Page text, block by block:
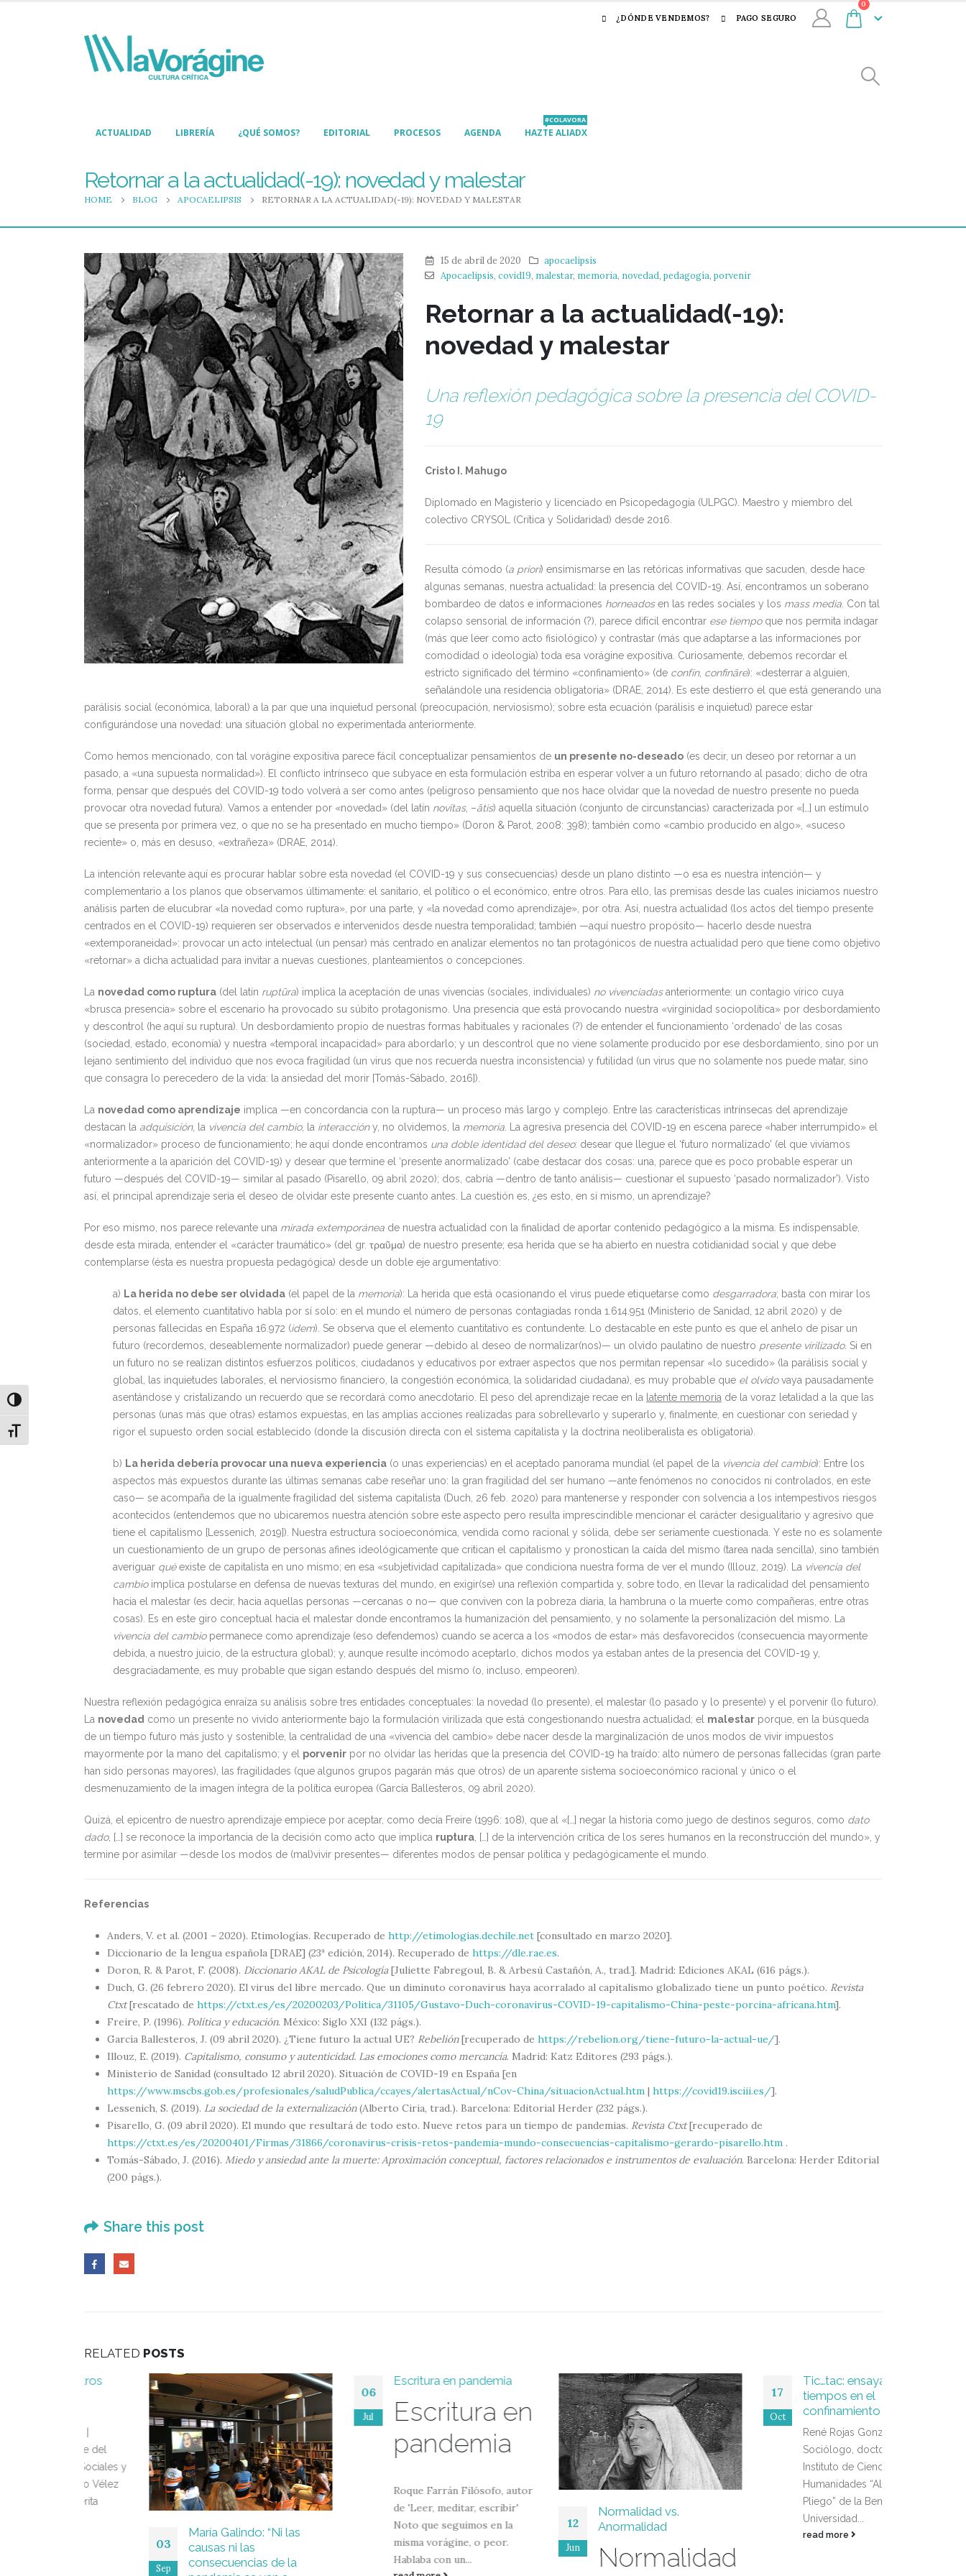
Alternar alto contraste
Alternar tamaño de letra
¿DÓNDE VENDEMOS? PAGO SEGURO
0
ACTUALIDAD LIBRERÍA ¿QUÉ SOMOS? EDITORIAL PROCESOS AGENDA HAZTE ALIADX
#COLAVORA
Retornar a la actualidad(-19): novedad y malestar
HOME BLOG APOCAELIPSIS RETORNAR A LA ACTUALIDAD(-19): NOVEDAD Y MALESTAR
15 de abril de 2020
apocaelipsis
Apocaelipsis, covid19, malestar, memoria, novedad, pedagogía, porvenir
Retornar a la actualidad(-19):
novedad y malestar
Una reflexión pedagógica sobre la presencia del COVID-
19
Cristo I. Mahugo
Diplomado en Magisterio y licenciado en Psicopedagogía (ULPGC). Maestro y miembro del
colectivo CRYSOL (Crítica y Solidaridad) desde 2016.
Resulta cómodo (a priori) ensimismarse en las retóricas informativas que sacuden, desde hace
algunas semanas, nuestra actualidad: la presencia del COVID-19. Así, encontramos un soberano
bombardeo de datos e informaciones horneadosen las redes sociales y los mass media. Con tal
colapso sensorial de información (?), parece difícil encontrar ese tiempoque nos permita indagar
(más que leer como acto fisiológico) y contrastar (más que adaptarse a las informaciones por
comodidad o ideología) toda esa vorágine expositiva. Curiosamente, debemos recordar el
estricto significado del término «confinamiento» (de confín, confināre): «desterrar a alguien,
señalándole una residencia obligatoria» (DRAE, 2014). Es este destierro el que está generando una
parálisis social (económica, laboral) a la par que una inquietud personal (preocupación, nerviosismo); sobre esta ecuación (parálisis e inquietud) parece estar
configurándose una novedad: una situación global no experimentada anteriormente.
Como hemos mencionado, con tal vorágine expositiva parece fácil conceptualizar pensamientos de un presente no-deseado (es decir, un deseo por retornar a un
pasado, a «una supuesta normalidad»). El conflicto intrínseco que subyace en esta formulación estriba en esperar volver a un futuro retornando al pasado; dicho de otra
forma, pensar que después del COVID-19 todo volverá a ser como antes (peligroso pensamiento que nos hace olvidar que la novedad de nuestro presente no pueda
provocar otra novedad futura). Vamos a entender por «novedad» (del latín novĭtas, –ātis) aquella situación (conjunto de circunstancias) caracterizada por «[…] un estímulo
que se presenta por primera vez, o que no se ha presentado en mucho tiempo» (Doron & Parot, 2008: 398); también como «cambio producido en algo», «suceso
reciente» o, más en desuso, «extrañeza» (DRAE, 2014).
La intención relevante aquí es procurar hablar sobre esta novedad (el COVID-19 y sus consecuencias) desde un plano distinto —o esa es nuestra intención— y
complementario a los planos que observamos últimamente: el sanitario, el político o el económico, entre otros. Para ello, las premisas desde las cuales iniciamos nuestro
análisis parten de elucubrar «la novedad como ruptura», por una parte, y «la novedad como aprendizaje», por otra. Así, nuestra actualidad (los actos del tiempo presente
centrados en el COVID-19) requieren ser observados e intervenidos desde nuestra temporalidad; también —aquí nuestro propósito— hacerlo desde nuestra
«extemporaneidad»: provocar un acto intelectual (un pensar) más centrado en analizar elementos no tan protagónicos de nuestra actualidad pero que tiene como objetivo
«retornar» a dicha actualidad para invitar a nuevas cuestiones, planteamientos o concepciones.
La novedad como ruptura (del latín ruptūra) implica la aceptación de unas vivencias (sociales, individuales) no vivenciadasanteriormente: un contagio vírico cuya
«brusca presencia» sobre el escenario ha provocado su súbito protagonismo. Una presencia que está provocando nuestra «virginidad sociopolítica» por desbordamiento
y descontrol (he aquí su ruptura). Un desbordamiento propio de nuestras formas habituales y racionales (?) de entender el funcionamiento ‘ordenado’ de las cosas
(sociedad, estado, economía) y nuestra «temporal incapacidad» para abordarlo; y un descontrol que no viene solamente producido por ese desbordamiento, sino por un
lejano sentimiento del individuo que nos evoca fragilidad (un virus que nos recuerda nuestra inconsistencia) y futilidad (un virus que no solamente nos puede matar, sino
que consagra lo perecedero de la vida: la ansiedad del morir [Tomás-Sábado, 2016]).
La novedad como aprendizaje implica —en concordancia con la ruptura— un proceso más largo y complejo. Entre las características intrínsecas del aprendizaje
destacan la adquisición, la vivencia del cambio, la interaccióny, no olvidemos, la memoria. La agresiva presencia del COVID-19 en escena parece «haber interrumpido» el
«normalizador» proceso de funcionamiento; he aquí donde encontramos una doble identidad del deseo: desear que llegue el ‘futuro normalizado’ (el que vivíamos
anteriormente a la aparición del COVID-19) y desear que termine el ‘presente anormalizado’ (cabe destacar dos cosas: una, parece que es poco probable esperar un
futuro —después del COVID-19— similar al pasado (Pisarello, 09 abril 2020); dos, cabría —dentro de tanto análisis— cuestionar el supuesto ‘pasado normalizador’). Visto
así, el principal aprendizaje sería el deseo de olvidar este presente cuanto antes. La cuestión es, ¿es esto, en sí mismo, un aprendizaje?
Por eso mismo, nos parece relevante una mirada extemporánea de nuestra actualidad con la finalidad de aportar contenido pedagógico a la misma. Es indispensable,
desde esta mirada, entender el «carácter traumático» (del gr. τραῦμα) de nuestro presente; esa herida que se ha abierto en nuestra cotidianidad social y que debe
contemplarse (ésta es nuestra propuesta pedagógica) desde un doble eje argumentativo:
a) La herida no debe ser olvidada (el papel de la memoria): La herida que está ocasionando el virus puede etiquetarse como desgarradora; basta con mirar los
datos, el elemento cuantitativo habla por sí solo: en el mundo el número de personas contagiadas ronda 1.614.951 (Ministerio de Sanidad, 12 abril 2020) y de
personas fallecidas en España 16.972 (idem). Se observa que el elemento cuantitativo es contundente. Lo destacable en este punto es que el anhelo de pisar un
futuro (recordemos, deseablemente normalizador) puede generar —debido al deseo de normalizar(nos)— un olvido paulatino de nuestro presente virilizado. Si en
un futuro no se realizan distintos esfuerzos políticos, ciudadanos y educativos por extraer aspectos que nos permitan repensar «lo sucedido» (la parálisis social y
global, las inquietudes laborales, el nerviosismo financiero, la congestión económica, la solidaridad ciudadana), es muy probable que el olvidovaya pausadamente
asentándose y cristalizando un recuerdo que se recordará como anecdotario. El peso del aprendizaje recae en la latente memoria de la voraz letalidad a la que las
personas (unas más que otras) estamos expuestas, en las amplias acciones realizadas para sobrellevarlo y superarlo y, finalmente, en cuestionar con seriedad y
rigor el supuesto orden social establecido (donde la discusión directa con el sistema capitalista y la doctrina neoliberalista es obligatoria).
b) La herida debería provocar una nueva experiencia (o unas experiencias) en el aceptado panorama mundial (el papel de la vivencia del cambio): Entre los
aspectos más expuestos durante las últimas semanas cabe reseñar uno: la gran fragilidad del ser humano —ante fenómenos no conocidos ni controlados, en este
caso— se acompaña de la igualmente fragilidad del sistema capitalista (Duch, 26 feb. 2020) para mantenerse y responder con solvencia a los intempestivos riesgos
acontecidos (entendemos que no ubicaremos nuestra atención sobre este aspecto pero resulta imprescindible mencionar el carácter desigualitario y agresivo que
tiene el capitalismo [Lessenich, 2019]). Nuestra estructura socioeconómica, vendida como racional y sólida, debe ser seriamente cuestionada. Y este no es solamente
un cuestionamiento de un grupo de personas afines ideológicamente que critican el capitalismo y pronostican la caída del mismo (tarea nada sencilla), sino también
averiguar quéexiste de capitalista en uno mismo; en esa «subjetividad capitalizada» que condiciona nuestra forma de ver el mundo (Illouz, 2019). La vivencia del
cambioimplica postularse en defensa de nuevas texturas del mundo, en exigir(se) una reflexión compartida y, sobre todo, en llevar la radicalidad del pensamiento
hacia el malestar (es decir, hacia aquellas personas —cercanas o no— que conviven con la pobreza diaria, la hambruna o la muerte como compañeras, entre otras
cosas). Es en este giro conceptual hacia el malestar donde encontramos la humanización del pensamiento, y no solamente la personalización del mismo. La
vivencia del cambiopermanece como aprendizaje (eso defendemos) cuando se acerca a los «modos de estar» más desfavorecidos (consecuencia mayormente
debida, a nuestro juicio, de la estructura global); y, aunque resulte incómodo aceptarlo, dichos modos ya estaban antes de la presencia del COVID-19 y,
desgraciadamente, es muy probable que sigan estando después del mismo (o, incluso, empeoren).
Nuestra reflexión pedagógica enraíza su análisis sobre tres entidades conceptuales: la novedad (lo presente), el malestar (lo pasado y lo presente) y el porvenir (lo futuro).
La novedad como un presente no vivido anteriormente bajo la formulación virilizada que está congestionando nuestra actualidad; el malestar porque, en la búsqueda
de un tiempo futuro más justo y sostenible, la centralidad de una «vivencia del cambio» debe nacer desde la marginalización de unos modos de vivir impuestos
mayormente por la mano del capitalismo; y el porvenir por no olvidar las heridas que la presencia del COVID-19 ha traído: alto número de personas fallecidas (gran parte
han sido personas mayores), las fragilidades (que algunos grupos pagarán más que otros) de un aparente sistema socioeconómico racional y único o el
desmenuzamiento de la imagen íntegra de la política europea (García Ballesteros, 09 abril 2020).
Quizá, el epicentro de nuestro aprendizaje empiece por aceptar, como decía Freire (1996: 108), que al «[…] negar la historia como juego de destinos seguros, como dato
dado, […] se reconoce la importancia de la decisión como acto que implica ruptura, […] de la intervención crítica de los seres humanos en la reconstrucción del mundo», y
termine por asimilar —desde los modos de (mal)vivir presentes— diferentes modos de pensar política y pedagógicamente el mundo.
Referencias
Anders, V. et al. (2001 – 2020). Etimologías. Recuperado de http://etimologias.dechile.net [consultado en marzo 2020].
Diccionario de la lengua española [DRAE] (23ª edición, 2014). Recuperado de https://dle.rae.es.
Doron, R. & Parot, F. (2008). Diccionario AKAL de Psicología[Juliette Fabregoul, B. & Arbesú Castañón, A., trad.]. Madrid: Ediciones AKAL (616 págs.).
Duch, G. (26 febrero 2020). El virus del libre mercado. Que un diminuto coronavirus haya acorralado al capitalismo globalizado tiene un punto poético. Revista
Ctxt[rescatado de https://ctxt.es/es/20200203/Politica/31105/Gustavo-Duch-coronavirus-COVID-19-capitalismo-China-peste-porcina-africana.htm].
Freire, P. (1996). Política y educación. México: Siglo XXI (132 págs.).
García Ballesteros, J. (09 abril 2020). ¿Tiene futuro la actual UE? Rebelión[recuperado de https://rebelion.org/tiene-futuro-la-actual-ue/].
Illouz, E. (2019). Capitalismo, consumo y autenticidad. Las emociones como mercancía. Madrid: Katz Editores (293 págs.).
Ministerio de Sanidad (consultado 12 abril 2020). Situación de COVID-19 en España [en
https://www.mscbs.gob.es/profesionales/saludPublica/ccayes/alertasActual/nCov-China/situacionActual.htm | https://covid19.isciii.es/].
Lessenich, S. (2019). La sociedad de la externalización(Alberto Ciria, trad.). Barcelona: Editorial Herder (232 págs.).
Pisarello, G. (09 abril 2020). El mundo que resultará de todo esto. Nueve retos para un tiempo de pandemias. Revista Ctxt[recuperado de
https://ctxt.es/es/20200401/Firmas/31866/coronavirus-crisis-retos-pandemia-mundo-consecuencias-capitalismo-gerardo-pisarello.htm .
Tomás-Sábado, J. (2016). Miedo y ansiedad ante la muerte: Aproximación conceptual, factores relacionados e instrumentos de evaluación. Barcelona: Herder Editorial
(200 págs.).
Share this post
RELATED POSTS
María Galindo: “Ni las
causas ni las
consecuencias de la
06
Jul
Escritura en pandemia
Escritura en
pandemia
Roque Farrán Filósofo, autor
de 'Leer, meditar, escribir'
Noto que seguimos en la
misma vorágine, o peor.
Hablaba con un...
12
Jun
Normalidad vs.
Anormalidad
Normalidad
17
Oct
Tic…tac: ensayar otros
tiempos en el
confinamiento
René Rojas González |
Sociólogo, doctorante del
Instituto de Ciencias Sociales y
Humanidades “Alfonso Vélez
Pliego” de la Benemérita